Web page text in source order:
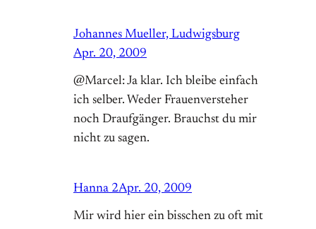
Johannes Mueller, Ludwigsburg
Apr. 20, 2009
@Marcel: Ja klar. Ich bleibe einfach
ich selber. Weder Frauenversteher
noch Draufgänger. Brauchst du mir
nicht zu sagen.
Hanna 2Apr. 20, 2009
Mir wird hier ein bisschen zu oft mit